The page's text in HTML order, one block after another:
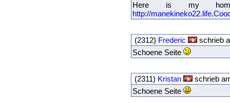
Here is my
http://
(2312) Frederic
schrieb
Schoene Seite
(2311) Kristan
schrieb
Schoene Seite